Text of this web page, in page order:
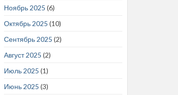
Ноябрь 2025 (6)
Октябрь 2025 (10)
Сентябрь 2025 (2)
Август 2025 (2)
Июль 2025 (1)
Июнь 2025 (3)